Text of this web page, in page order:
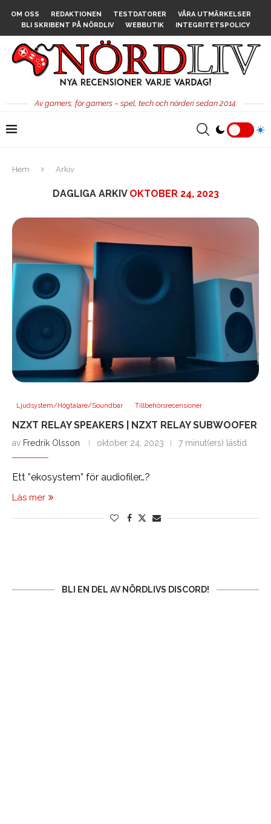
OM OSS REDAKTIONEN TESTDATORER
VÅRA UTMÄRKELSER
BLI SKRIBENT PÅ NÖRDLIV
WEBBUTIK INTEGRITETSPOLICY
Av gamers, för gamers – spel, tech och nörderi sedan 2014.
Hem Arkiv
DAGLIGA ARKIV OKTOBER 24, 2023
Ljudsystem/Högtalare/Soundbar Tillbehörsrecensioner
NZXT RELAY SPEAKERS | NZXT RELAY SUBWOOFER
av Fredrik Olsson oktober 24, 2023 7 minut(ers) lästid
Ett ”ekosystem” för audiofiler…?
Läs mer
BLI EN DEL AV NÖRDLIVS DISCORD!